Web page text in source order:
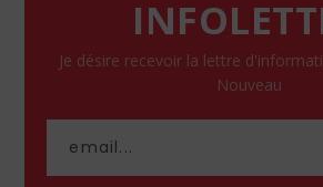
Je désire recevoir la lettre
Nouveau